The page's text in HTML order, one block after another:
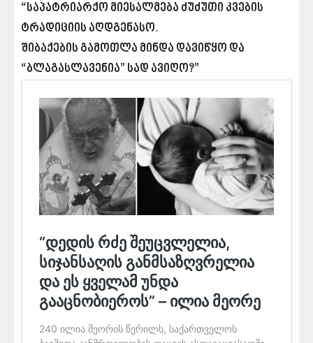
“საპატრიარქო მიესალმება ძუძუთი კვების
ტრადიციის აღდგენასო.
შიბაქების გამოთლა მინდა დავიწყო და
“ბლაგასლავენია” სად ავიღო?”